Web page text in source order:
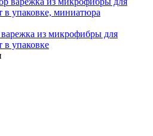
из микрофибры для
упаковке